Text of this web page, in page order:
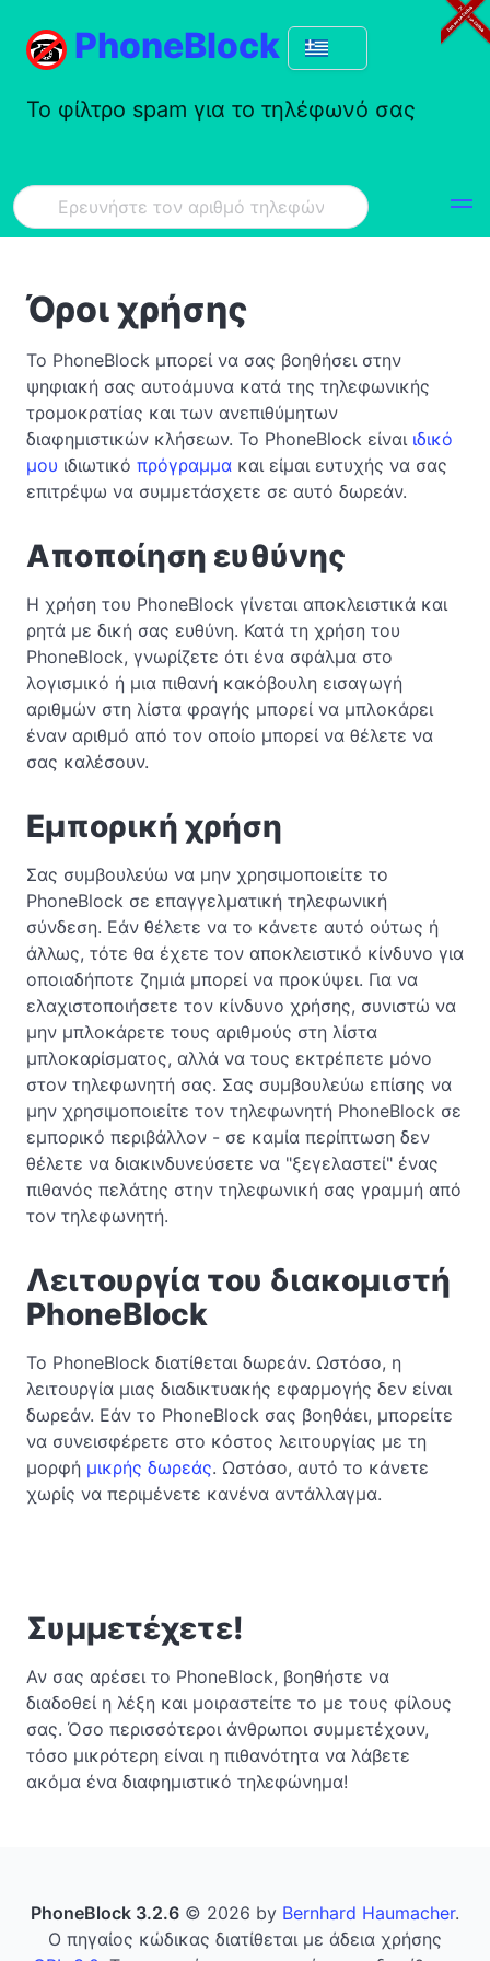
PhoneBlock
Το φίλτρο spam για το τηλέφωνό σας
Όροι χρήσης
Το PhoneBlock μπορεί να σας βοηθήσει στην
ψηφιακή σας αυτοάμυνα κατά της τηλεφωνικής
τρομοκρατίας και των ανεπιθύμητων
διαφημιστικών κλήσεων. Το PhoneBlock είναι ιδικό
μου ιδιωτικό πρόγραμμα και είμαι ευτυχής να σας
επιτρέψω να συμμετάσχετε σε αυτό δωρεάν.
Αποποίηση ευθύνης
Η χρήση του PhoneBlock γίνεται αποκλειστικά και
ρητά με δική σας ευθύνη. Κατά τη χρήση του
PhoneBlock, γνωρίζετε ότι ένα σφάλμα στο
λογισμικό ή μια πιθανή κακόβουλη εισαγωγή
αριθμών στη λίστα φραγής μπορεί να μπλοκάρει
έναν αριθμό από τον οποίο μπορεί να θέλετε να
σας καλέσουν.
Εμπορική χρήση
Σας συμβουλεύω να μην χρησιμοποιείτε το
PhoneBlock σε επαγγελματική τηλεφωνική
σύνδεση. Εάν θέλετε να το κάνετε αυτό ούτως ή
άλλως, τότε θα έχετε τον αποκλειστικό κίνδυνο για
οποιαδήποτε ζημιά μπορεί να προκύψει. Για να
ελαχιστοποιήσετε τον κίνδυνο χρήσης, συνιστώ να
μην μπλοκάρετε τους αριθμούς στη λίστα
μπλοκαρίσματος, αλλά να τους εκτρέπετε μόνο
στον τηλεφωνητή σας. Σας συμβουλεύω επίσης να
μην χρησιμοποιείτε τον τηλεφωνητή PhoneBlock σε
εμπορικό περιβάλλον - σε καμία περίπτωση δεν
θέλετε να διακινδυνεύσετε να "ξεγελαστεί" ένας
πιθανός πελάτης στην τηλεφωνική σας γραμμή από
τον τηλεφωνητή.
Λειτουργία του διακομιστή
PhoneBlock
Το PhoneBlock διατίθεται δωρεάν. Ωστόσο, η
λειτουργία μιας διαδικτυακής εφαρμογής δεν είναι
δωρεάν. Εάν το PhoneBlock σας βοηθάει, μπορείτε
να συνεισφέρετε στο κόστος λειτουργίας με τη
μορφή μικρής δωρεάς. Ωστόσο, αυτό το κάνετε
χωρίς να περιμένετε κανένα αντάλλαγμα.
Συμμετέχετε!
Αν σας αρέσει το PhoneBlock, βοηθήστε να
διαδοθεί η λέξη και μοιραστείτε το με τους φίλους
σας. Όσο περισσότεροι άνθρωποι συμμετέχουν,
τόσο μικρότερη είναι η πιθανότητα να λάβετε
ακόμα ένα διαφημιστικό τηλεφώνημα!
PhoneBlock 3.2.6 © 2026 by Bernhard Haumacher.
Ο πηγαίος κώδικας διατίθεται με άδεια χρήσης